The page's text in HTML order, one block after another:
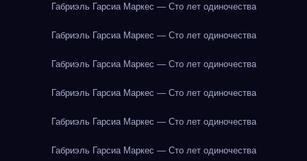
Габриэль Гарсиа Маркес — Сто лет одиночества
Габриэль Гарсиа Маркес — Сто лет одиночества
Габриэль Гарсиа Маркес — Сто лет одиночества
Габриэль Гарсиа Маркес — Сто лет одиночества
Габриэль Гарсиа Маркес — Сто лет одиночества
Габриэль Гарсиа Маркес — Сто лет одиночества